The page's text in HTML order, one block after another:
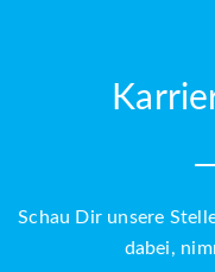
Schau Dir unsere
dabei,